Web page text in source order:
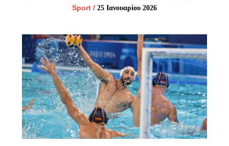
Sport / 25 Ιανουαρίου 2026